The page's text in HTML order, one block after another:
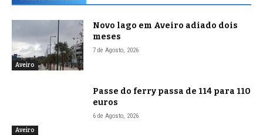
Aveiro
Novo lago em Aveiro adiado dois
meses
7 de Agosto, 2026
Aveiro
Passe do ferry passa de 114 para 110
euros
6 de Agosto, 2026